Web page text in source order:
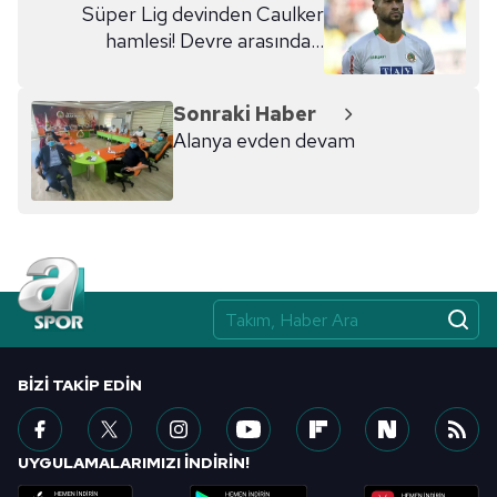
Süper Lig devinden Caulker
hamlesi! Devre arasında...
Sonraki Haber
Alanya evden devam
BIZI TAKIP EDIN
UYGULAMALARIMIZI İNDİRİN!